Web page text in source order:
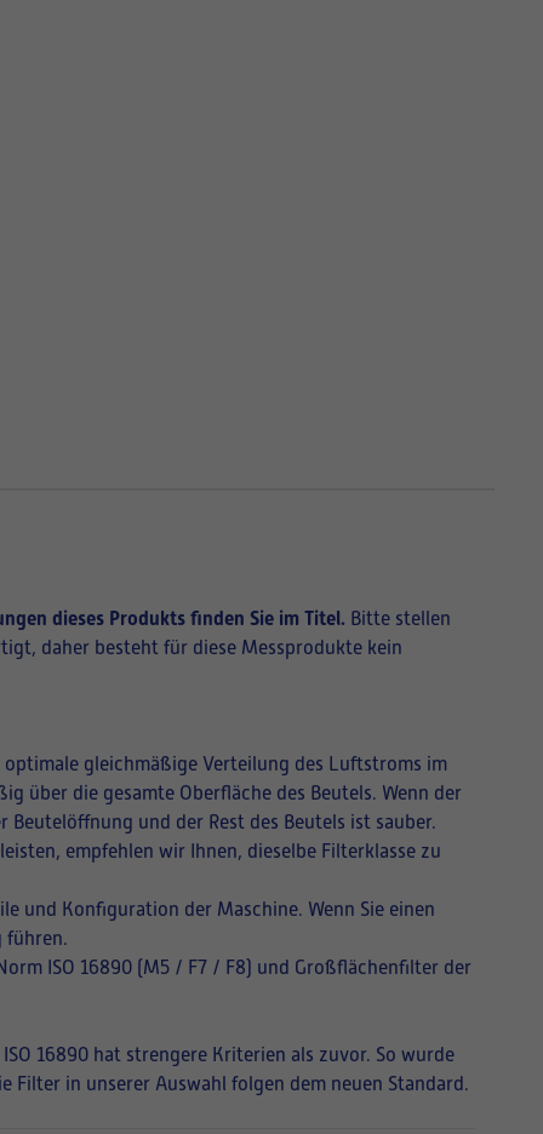
dieses Produkts finden Sie im Titel. Bitte stellen
daher besteht für diese Messprodukte kein
gleichmäßige Verteilung des Luftstroms im
über die gesamte Oberfläche des Beutels. Wenn der
und der Rest des Beutels ist sauber.
empfehlen wir Ihnen, dieselbe Filterklasse zu
und Konfiguration der Maschine. Wenn Sie einen
führen.
ISO 16890 (M5 / F7 / F8) und Großflächenfilter der
16890 hat strengere Kriterien als zuvor. So wurde
Filter in unserer Auswahl folgen dem neuen Standard.